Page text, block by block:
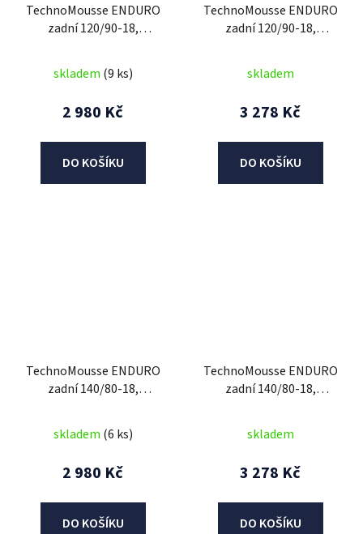
TechnoMousse ENDURO
zadní 120/90-18,
SERIES , standardní
směs)
skladem (9 ks)
2 980 Kč
DO KOŠÍKU
TechnoMousse ENDURO
zadní 120/90-18,
směs)
skladem
3 278 Kč
DO KOŠÍKU
TechnoMousse ENDURO
zadní 140/80-18,
SERIES , standardní
směs)
skladem (6 ks)
2 980 Kč
DO KOŠÍKU
TechnoMousse ENDURO
zadní 140/80-18,
směs)
skladem
3 278 Kč
DO KOŠÍKU